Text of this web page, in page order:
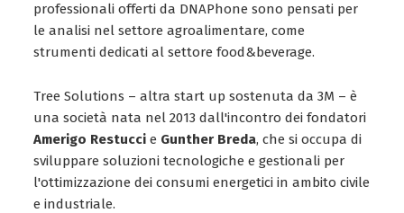
professionali offerti da DNAPhone sono pensati per
le analisi nel settore agroalimentare, come
strumenti dedicati al settore food&beverage.
Tree Solutions – altra start up sostenuta da 3M – è
una società nata nel 2013 dall'incontro dei fondatori
Amerigo Restuccie Gunther Breda, che si occupa di
sviluppare soluzioni tecnologiche e gestionali per
l'ottimizzazione dei consumi energetici in ambito civile
e industriale.